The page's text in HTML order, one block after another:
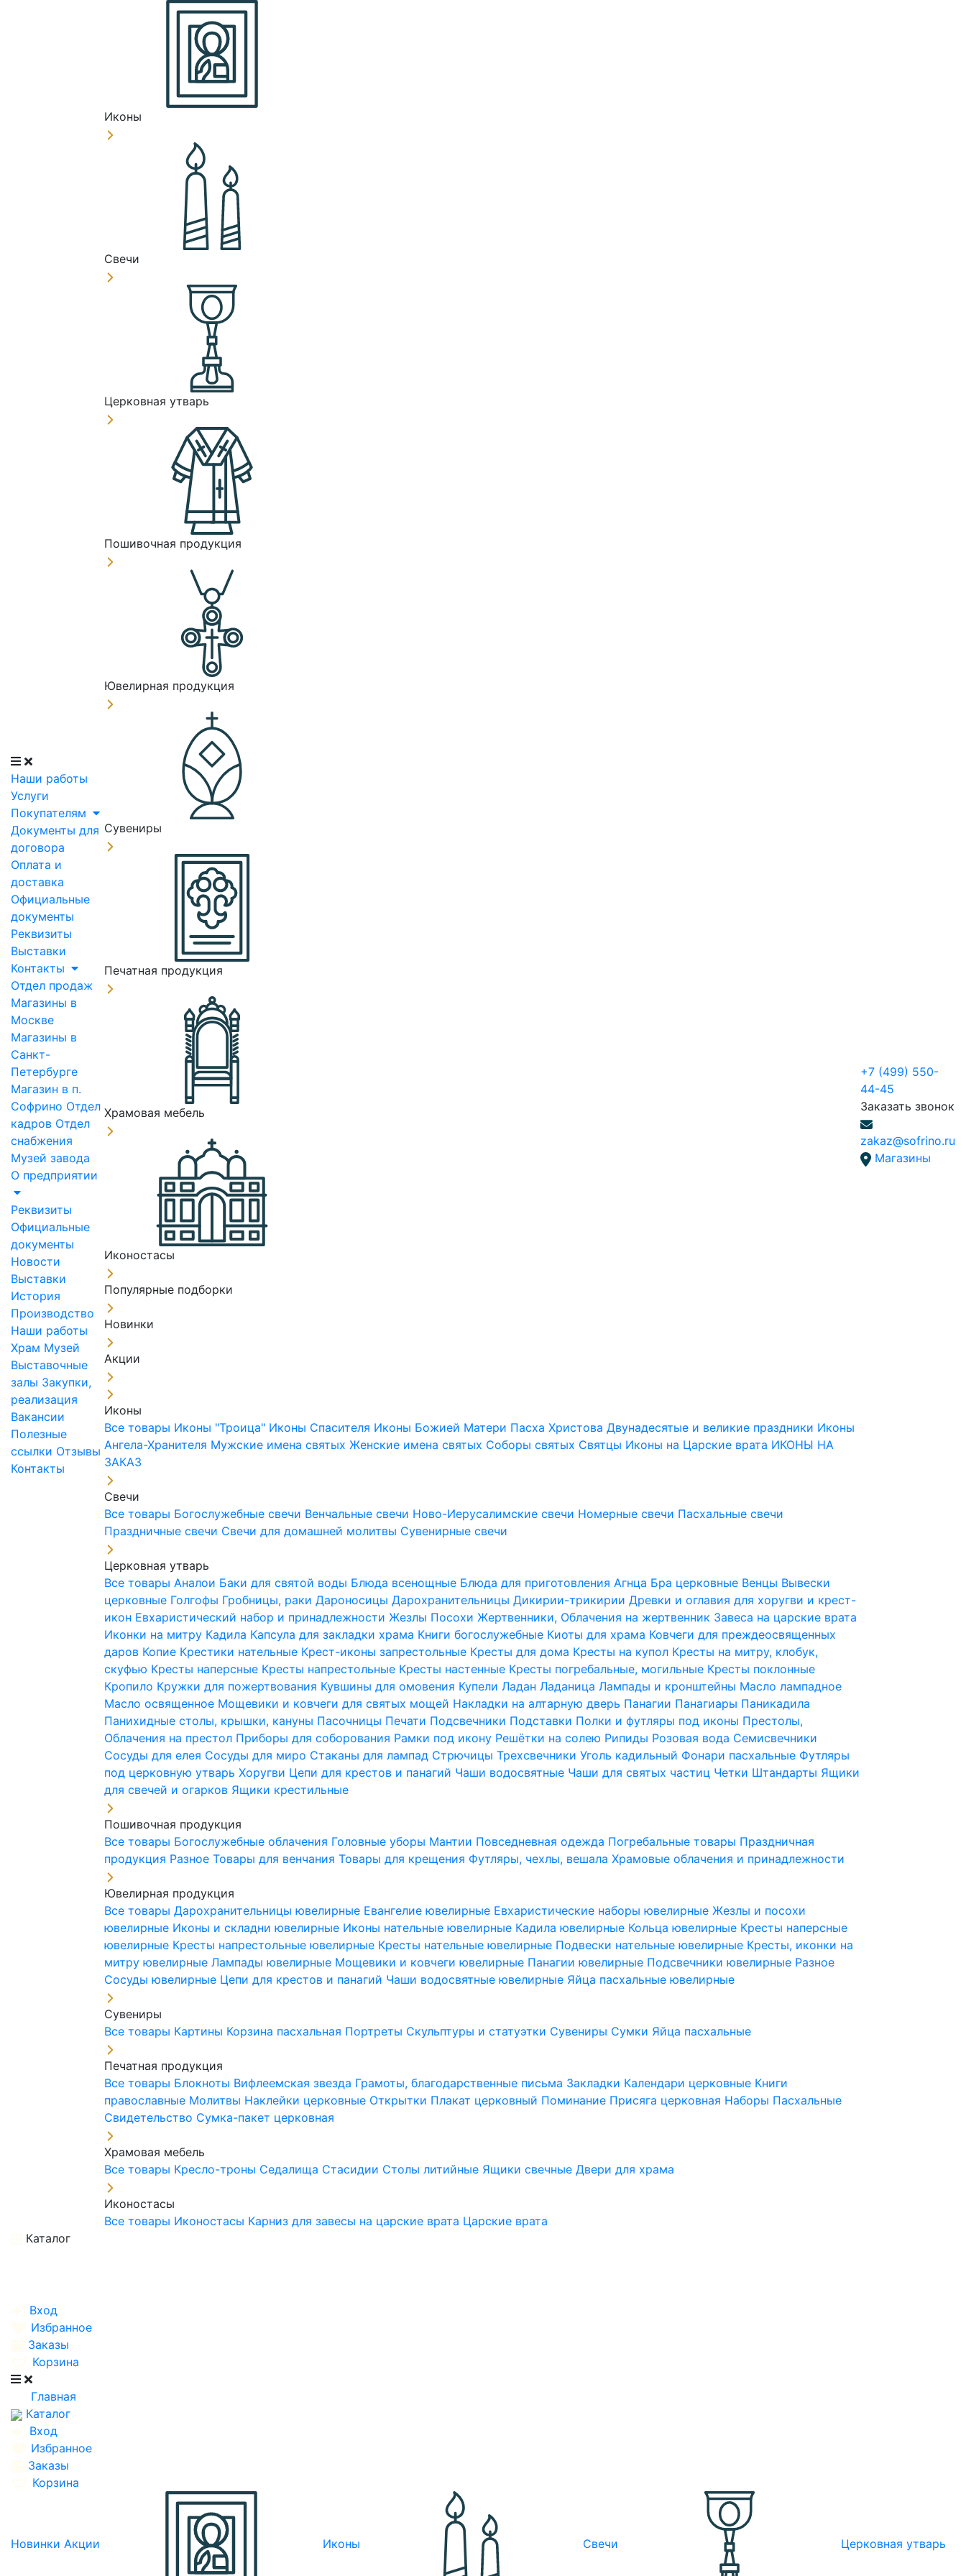
Наши работы
Услуги
Покупателям
Документы для
договора
Оплата и
доставка
Официальные
документы
Реквизиты
Выставки
Контакты
Отдел продаж
Магазины в
Москве
Магазины в
Санкт-
Петербурге
Магазин в п.
Софрино Отдел
кадров Отдел
снабжения
Музей завода
О предприятии
Реквизиты
Официальные
документы
Новости
Выставки
История
Производство
Наши работы
Храм Музей
Выставочные
залы Закупки,
реализация
Вакансии
Полезные
ссылки Отзывы
Контакты
Иконы
Свечи
Церковная утварь
Пошивочная продукция
Ювелирная продукция
Сувениры
Печатная продукция
Храмовая мебель
Иконостасы
Популярные подборки
Новинки
Акции
Иконы
Все товары Иконы "Троица" Иконы Спасителя Иконы Божией Матери Пасха ХристоваДвунадесятые и великие праздники Иконы
Ангела-Хранителя Мужские имена святыхЖенские имена святых Соборы святых Святцы Иконы на Царские врата ИКОНЫ НА
ЗАКАЗ
Свечи
Все товары Богослужебные свечи Венчальные свечи Ново-Иерусалимские свечи Номерные свечи Пасхальные свечи
Праздничные свечи Свечи для домашней молитвы Сувенирные свечи
Церковная утварь
Все товарыАналои Баки для святой воды Блюда всенощные Блюда для приготовления Агнца Бра церковные Венцы Вывески
церковные Голгофы Гробницы, ракиДароносицыДарохранительницыДикирии-трикирииДревки и оглавия для хоругви и крест-
икон Евхаристический набор и принадлежностиЖезлы ПосохиЖертвенники, Облачения на жертвенник Завеса на царские врата
Иконки на митру Кадила Капсула для закладки храма Книги богослужебные Киоты для храма Ковчеги для преждеосвященных
даров Копие Крестики нательные Крест-иконы запрестольные Кресты для дома Кресты на купол Кресты на митру, клобук,
скуфью Кресты наперсные Кресты напрестольные Кресты настенные Кресты погребальные, могильные Кресты поклонные
Кропило Кружки для пожертвования Кувшины для омовения КупелиЛаданЛаданицаЛампады и кронштейны Масло лампадное
Масло освященное Мощевики и ковчеги для святых мощей Накладки на алтарную дверь Панагии Панагиары Паникадила
Панихидные столы, крышки, кануны Пасочницы Печати Подсвечники Подставки Полки и футляры под иконы Престолы,
Облачения на престол Приборы для соборования Рамки под икону Решётки на солею Рипиды Розовая вода Семисвечники
Сосуды для елея Сосуды для миро Стаканы для лампад СтрючицыТрехсвечникиУголь кадильный Фонари пасхальные Футляры
под церковную утварьХоругви Цепи для крестов и панагий Чаши водосвятные Чаши для святых частиц Четки Штандарты Ящики
для свечей и огарков Ящики крестильные
Пошивочная продукция
Все товары Богослужебные облачения Головные уборы Мантии Повседневная одежда Погребальные товары Праздничная
продукция РазноеТовары для венчанияТовары для крещения Футляры, чехлы, вешалаХрамовые облачения и принадлежности
Ювелирная продукция
Все товарыДарохранительницы ювелирные Евангелие ювелирные Евхаристические наборы ювелирныеЖезлы и посохи
ювелирные Иконы и складни ювелирные Иконы нательные ювелирные Кадила ювелирные Кольца ювелирные Кресты наперсные
ювелирные Кресты напрестольные ювелирные Кресты нательные ювелирные Подвески нательные ювелирные Кресты, иконки на
митру ювелирныеЛампады ювелирные Мощевики и ковчеги ювелирные Панагии ювелирные Подсвечники ювелирные Разное
Сосуды ювелирные Цепи для крестов и панагий Чаши водосвятные ювелирные Яйца пасхальные ювелирные
Сувениры
Все товары Картины Корзина пасхальная Портреты Скульптуры и статуэтки Сувениры Сумки Яйца пасхальные
Печатная продукция
Все товары Блокноты Вифлеемская звезда Грамоты, благодарственные письма Закладки Календари церковные Книги
православные Молитвы Наклейки церковные Открытки Плакат церковный Поминание Присяга церковная Наборы Пасхальные
Свидетельство Сумка-пакет церковная
Храмовая мебель
Все товары Кресло-троны Седалища Стасидии Столы литийные Ящики свечныеДвери для храма
Иконостасы
Все товары Иконостасы Карниз для завесы на царские врата Царские врата
+7 (499) 550-
44-45
Заказать звонок
zakaz@sofrino.ru
Магазины
Каталог
Вход
Избранное
Заказы
Корзина
Главная
Каталог
Вход
Избранное
Заказы
Корзина
Новинки Акции Иконы Свечи Церковная утварь